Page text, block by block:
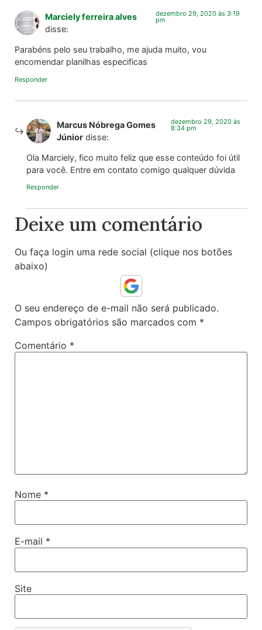
Marciely ferreira alves
disse:
dezembro 29, 2020 às 3:19
pm
Parabéns pelo seu trabalho, me ajuda muito, vou
encomendar planilhas especificas
Responder
Marcus Nóbrega Gomes
Júnior disse:
dezembro 29, 2020 às
8:34 pm
Ola Marciely, fico muito feliz que esse conteúdo foi útil
para você. Entre em contato comigo qualquer dúvida
Responder
Deixe um comentário
Ou faça login uma rede social (clique nos botões
abaixo)
O seu endereço de e-mail não será publicado.
Campos obrigatórios são marcados com *
Comentário *
Nome *
E-mail *
Site